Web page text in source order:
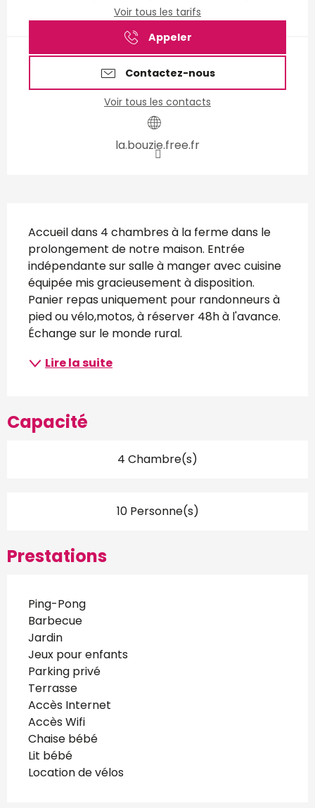
Voir tous les tarifs
Appeler
Contactez-nous
Voir tous les contacts
la.bouzie.free.fr
Description
Accueil dans 4 chambres à la ferme dans le
prolongement de notre maison. Entrée
indépendante sur salle à manger avec cuisine
équipée mis gracieusement à disposition.
Panier repas uniquement pour randonneurs à
pied ou vélo,motos, à réserver 48h à l'avance.
Échange sur le monde rural.
Lire la suite
Capacité
4 Chambre(s)
10 Personne(s)
Prestations
Ping-Pong
Barbecue
Jardin
Jeux pour enfants
Parking privé
Terrasse
Accès Internet
Accès Wifi
Chaise bébé
Lit bébé
Location de vélos